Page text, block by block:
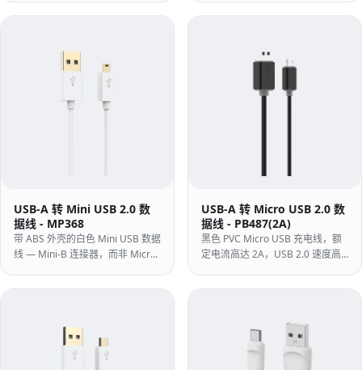
本与适配器。
梯形 Mini-B 端口 — 模制 PVC 结
USB-A 转 Mini USB 2.0 数
据线 - MP368
带 ABS 外壳的白色 Mini USB 数据
线 — Mini-B 连接器，而非 Micro
机、老式 DSLR、GPS 设备和 PC
USB-A 转 Micro USB 2.0 数
据线 - PB487(2A)
黑色 PVC Micro USB 充电线，额
定电流高达 2A，USB 2.0 速度高
壳 - 适用于批量充电计划的标准黑